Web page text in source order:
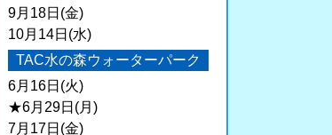
9月18日(金)
10月14日(水)
TAC水の森ウォーターパーク
6月16日(火)
★6月29日(月)
7月17日(金)